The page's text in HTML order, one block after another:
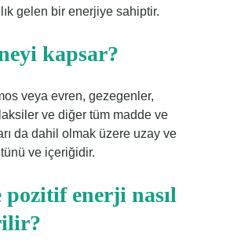
gelen bir enerjiye sahiptir.
kapsar?
veya evren, gezegenler,
ve diğer tüm madde ve
da dahil olmak üzere uzay ve
ve içeriğidir.
pozitif enerji nasıl